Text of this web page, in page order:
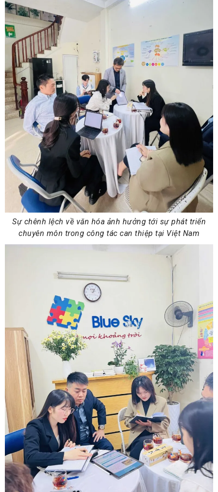
Sự chênh lệch về văn hóa ảnh hưởng tới sự phát triển
chuyên môn trong công tác can thiệp tại Việt Nam